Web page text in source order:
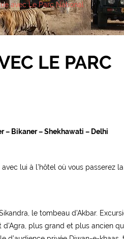
avec Le Parc National
LE PARC
– Bikaner – Shekhawati – Delhi
lui à l’hôtel où vous passerez la
le tombeau d’Akbar.
plus grand et plus ancien